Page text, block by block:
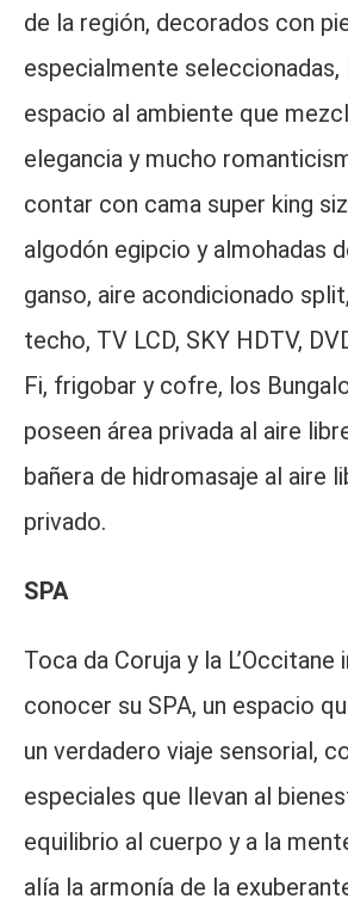
de la región, decorados con
especialmente seleccionadas,
espacio al ambiente que
elegancia y mucho
contar con cama super king
algodón egipcio y almohadas
ganso, aire acondicionado
techo, TV LCD, SKY HDTV,
Fi, frigobar y cofre, los
poseen área privada al aire
bañera de hidromasaje al aire
privado.
SPA
Toca da Coruja y la L’Occitane
conocer su SPA, un espacio
un verdadero viaje sensorial,
especiales que llevan al
equilibrio al cuerpo y a la
alía la armonía de la